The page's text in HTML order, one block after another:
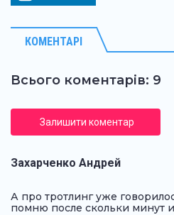
КОМЕНТАРІ
Всього коментарів: 9
Залишити коментар
Захарченко Андрей
А про тротлинг уже
помню после скольки минут